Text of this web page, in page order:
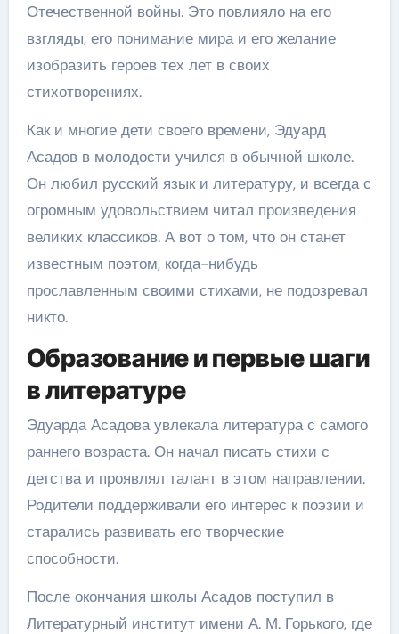
Отечественной войны. Это повлияло на его
взгляды, его понимание мира и его желание
изобразить героев тех лет в своих
стихотворениях.
Как и многие дети своего времени, Эдуард
Асадов в молодости учился в обычной школе.
Он любил русский язык и литературу, и всегда с
огромным удовольствием читал произведения
великих классиков. А вот о том, что он станет
известным поэтом, когда-нибудь
прославленным своими стихами, не подозревал
никто.
Образование и первые шаги
в литературе
Эдуарда Асадова увлекала литература с самого
раннего возраста. Он начал писать стихи с
детства и проявлял талант в этом направлении.
Родители поддерживали его интерес к поэзии и
старались развивать его творческие
способности.
После окончания школы Асадов поступил в
Литературный институт имени А. М. Горького, где